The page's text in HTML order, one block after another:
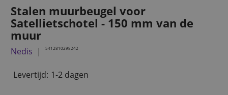
Stalen muurbeugel voor
Satellietschotel - 150 mm van de
muur
Nedis 5412810298242
Levertijd: 1-2 dagen